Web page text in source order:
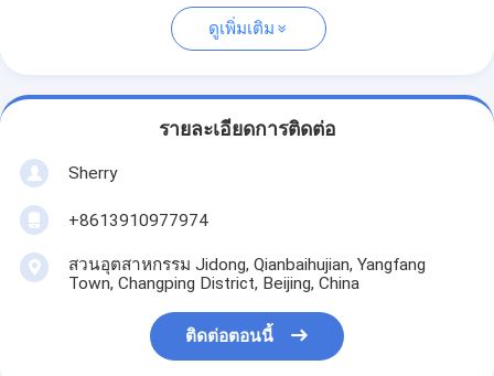
ดูเพิ่มเติม
รายละเอียดการติดต่อ
Sherry
+8613910977974
สวนอุตสาหกรรม Jidong, Qianbaihujian, Yangfang
Town, Changping District, Beijing, China
ติดต่อตอนนี้